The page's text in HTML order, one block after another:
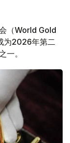
（World Gold
为2026年第二
一。